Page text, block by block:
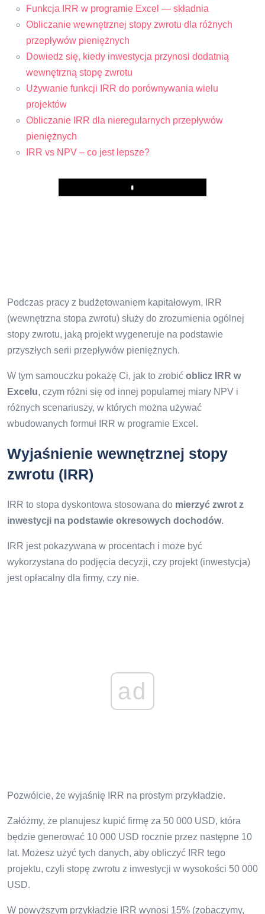
Funkcja IRR w programie Excel — składnia
Obliczanie wewnętrznej stopy zwrotu dla różnych
przepływów pieniężnych
Dowiedz się, kiedy inwestycja przynosi dodatnią
wewnętrzną stopę zwrotu
Używanie funkcji IRR do porównywania wielu
projektów
Obliczanie IRR dla nieregularnych przepływów
pieniężnych
IRR vs NPV – co jest lepsze?
Play
Podczas pracy z budżetowaniem kapitałowym, IRR
(wewnętrzna stopa zwrotu) służy do zrozumienia ogólnej
stopy zwrotu, jaką projekt wygeneruje na podstawie
przyszłych serii przepływów pieniężnych.
W tym samouczku pokażę Ci, jak to zrobić oblicz IRR w
Excelu, czym różni się od innej popularnej miary NPV i
różnych scenariuszy, w których można używać
wbudowanych formuł IRR w programie Excel.
Wyjaśnienie wewnętrznej stopy
zwrotu (IRR)
IRR to stopa dyskontowa stosowana do mierzyć zwrot z
inwestycji na podstawie okresowych dochodów.
IRR jest pokazywana w procentach i może być
wykorzystana do podjęcia decyzji, czy projekt (inwestycja)
jest opłacalny dla firmy, czy nie.
ad
Pozwólcie, że wyjaśnię IRR na prostym przykładzie.
Załóżmy, że planujesz kupić firmę za 50 000 USD, która
będzie generować 10 000 USD rocznie przez następne 10
lat. Możesz użyć tych danych, aby obliczyć IRR tego
projektu, czyli stopę zwrotu z inwestycji w wysokości 50 000
USD.
W powyższym przykładzie IRR wynosi 15% (zobaczymy,